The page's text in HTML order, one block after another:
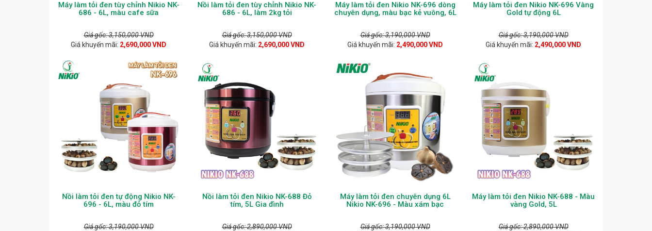
Máy làm tỏi đen tùy chỉnh Nikio NK-
686 - 6L, màu cafe sữa
Giá gốc: 3,150,000 VND
Giá khuyến mãi: 2,690,000 VND
Nồi làm tỏi đen tùy chỉnh Nikio NK-
686 - 6L, làm 2kg tỏi
Giá gốc: 3,150,000 VND
Giá khuyến mãi: 2,690,000 VND
Máy làm tỏi đen Nikio NK-696 dòng
chuyên dụng, màu bạc kẻ vuông, 6L
Giá gốc: 3,190,000 VND
Giá khuyến mãi: 2,490,000 VND
Máy làm tỏi đen Nikio NK-696 Vàng
Gold tự động 6L
Giá gốc: 3,190,000 VND
Giá khuyến mãi: 2,490,000 VND
Nồi làm tỏi đen tự động Nikio NK-
696 - 6L, màu đỏ tím
Giá gốc: 3,190,000 VND
Nồi làm tỏi đen Nikio NK-688 Đỏ
tím, 5L Gia đình
Giá gốc: 2,890,000 VND
Máy làm tỏi đen chuyên dụng 6L
Nikio NK-696 - Màu xám bạc
Giá gốc: 3,190,000 VND
Máy làm tỏi đen Nikio NK-688 - Màu
vàng Gold, 5L
Giá gốc: 2,890,000 VND